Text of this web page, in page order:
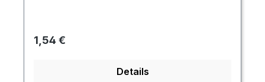
Regulärer Preis:
1,54 €
Details